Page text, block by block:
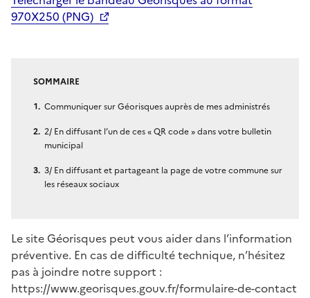
970X250 (PNG)
SOMMAIRE
Communiquer sur Géorisques auprès de mes administrés
2/ En diffusant l’un de ces « QR code » dans votre bulletin
municipal
3/ En diffusant et partageant la page de votre commune sur
les réseaux sociaux
Le site Géorisques peut vous aider dans l’information
préventive. En cas de difficulté technique, n’hésitez
pas à joindre notre support :
https://www.georisques.gouv.fr/formulaire-de-contact